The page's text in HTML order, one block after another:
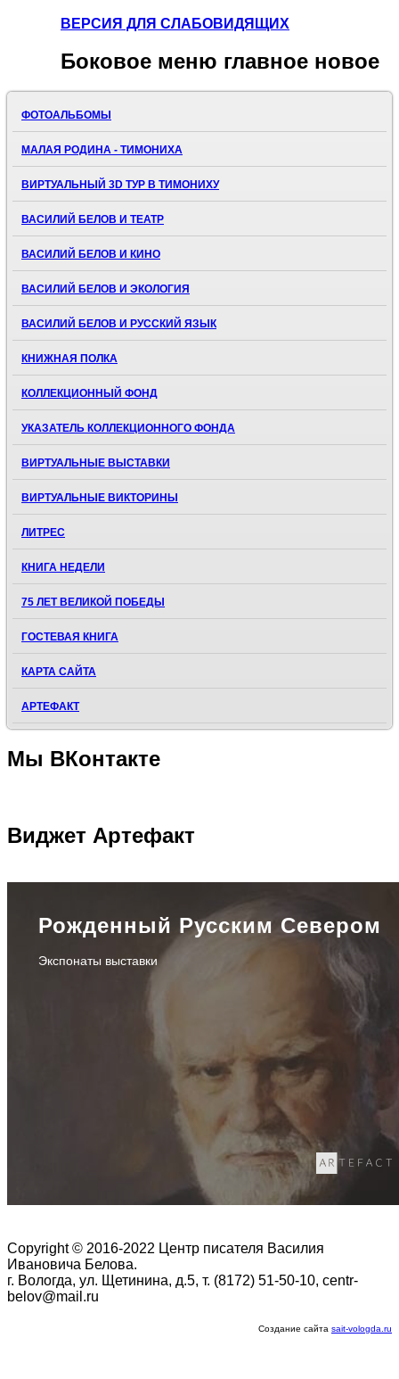
ВЕРСИЯ ДЛЯ СЛАБОВИДЯЩИХ
Боковое меню главное новое
ФОТОАЛЬБОМЫ
МАЛАЯ РОДИНА - ТИМОНИХА
ВИРТУАЛЬНЫЙ 3D ТУР В ТИМОНИХУ
ВАСИЛИЙ БЕЛОВ И ТЕАТР
ВАСИЛИЙ БЕЛОВ И КИНО
ВАСИЛИЙ БЕЛОВ И ЭКОЛОГИЯ
ВАСИЛИЙ БЕЛОВ И РУССКИЙ ЯЗЫК
КНИЖНАЯ ПОЛКА
КОЛЛЕКЦИОННЫЙ ФОНД
УКАЗАТЕЛЬ КОЛЛЕКЦИОННОГО ФОНДА
ВИРТУАЛЬНЫЕ ВЫСТАВКИ
ВИРТУАЛЬНЫЕ ВИКТОРИНЫ
ЛИТРЕС
КНИГА НЕДЕЛИ
75 ЛЕТ ВЕЛИКОЙ ПОБЕДЫ
ГОСТЕВАЯ КНИГА
КАРТА САЙТА
АРТЕФАКТ
Мы ВКонтакте
Виджет Артефакт
Рожденный Русским Севером
Экспонаты выставки
Copyright © 2016-2022 Центр писателя Василия
Ивановича Белова.
г. Вологда, ул. Щетинина, д.5, т. (8172) 51-50-10, centr-
belov@mail.ru
Создание сайта sait-vologda.ru